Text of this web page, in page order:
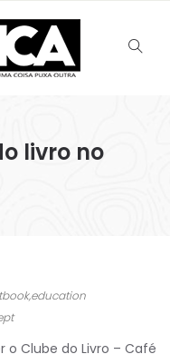
livro no
Clube do Livro – Café